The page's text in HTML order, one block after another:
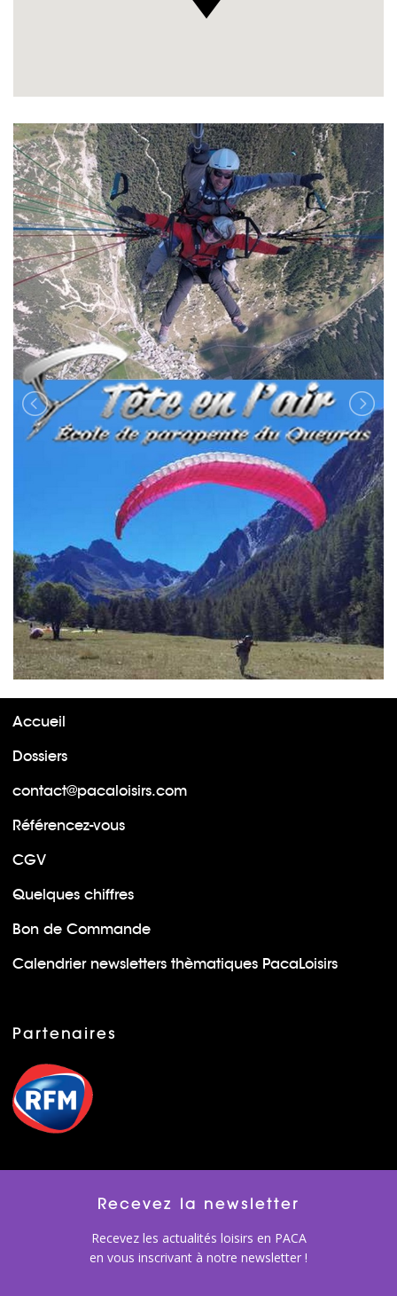
Accueil
Dossiers
contact@pacaloisirs.com
Référencez-vous
CGV
Quelques chiffres
Bon de Commande
Calendrier newsletters thèmatiques PacaLoisirs
Partenaires
Recevez la newsletter
Recevez les actualités loisirs en PACA
en vous inscrivant à notre newsletter !